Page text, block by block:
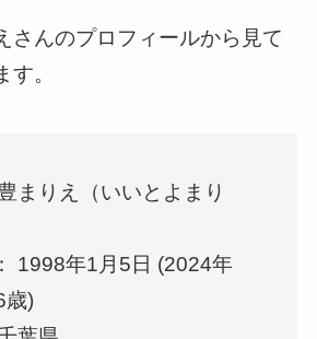
さんのプロフィールから見て
。
まりえ（いいとよまり
1998年1月5日 (2024年
歳)